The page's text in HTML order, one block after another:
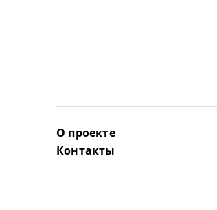
О проекте
Контакты